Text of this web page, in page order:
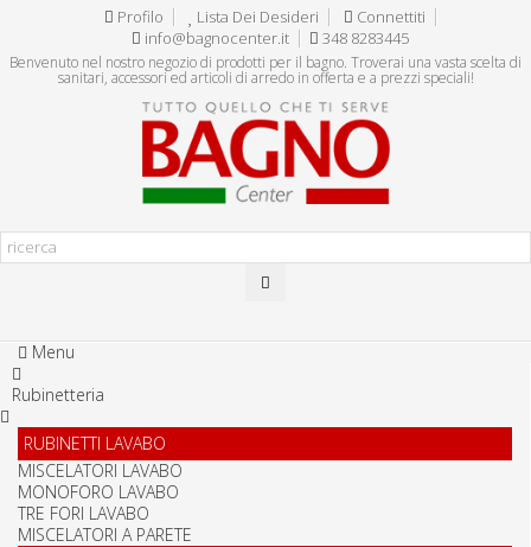
Profilo Lista Dei Desideri
Connettiti
info@bagnocenter.it
348 8283445
Benvenuto nel nostro negozio di prodotti per il bagno. Troverai una vasta scelta di
sanitari, accessori ed articoli di arredo in offerta e a prezzi speciali!
Menu
Rubinetteria
RUBINETTI LAVABO
MISCELATORI LAVABO
MONOFORO LAVABO
TRE FORI LAVABO
MISCELATORI A PARETE